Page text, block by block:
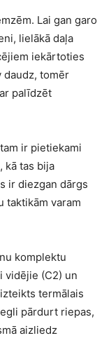
Lai gan garo
lielākā daļa
iekārtoties
daudz, tomēr
palīdzēt
ir pietiekami
kā tas bija
ir diezgan dārgs
taktikām varam
komplektu
vidējie (C2) un
termālais
pārdurt riepas,
aizliedz